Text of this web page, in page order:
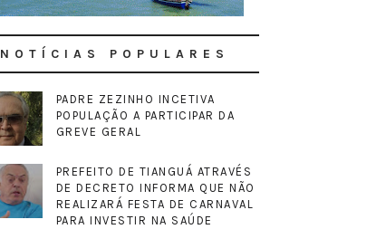
NOTÍCIAS POPULARES
PADRE ZEZINHO INCETIVA
POPULAÇÃO A PARTICIPAR DA
GREVE GERAL
PREFEITO DE TIANGUÁ ATRAVÉS
DE DECRETO INFORMA QUE NÃO
REALIZARÁ FESTA DE CARNAVAL
PARA INVESTIR NA SAÚDE